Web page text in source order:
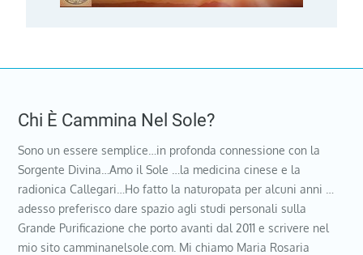
Chi È Cammina Nel Sole?
Sono un essere semplice…in profonda connessione con la
Sorgente Divina…Amo il Sole …la medicina cinese e la
radionica Callegari…Ho fatto la naturopata per alcuni anni …
adesso preferisco dare spazio agli studi personali sulla
Grande Purificazione che porto avanti dal 2011 e scrivere nel
mio sito camminanelsole.com. Mi chiamo Maria Rosaria